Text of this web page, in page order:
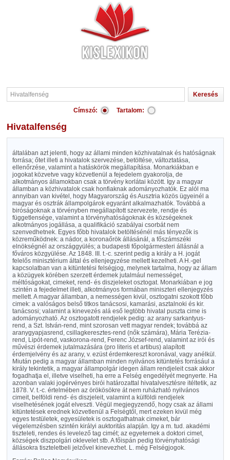
Címszó: Tartalom:
Hivatalfenség
általában azt jelenti, hogy az állami minden közhivatalnak és hatóságnak
forrása; őtet illeti a hivatalok szervezése, betöltése, változtatása,
ellenőrzése, valamint a hatáskörök megállapítása. Monarkiákban e
jogokat közvetve vagy közvetlenül a fejedelem gyakorolja, de
alkotmányos államokban csak a törvény korlátai között. Igy a magyar
államban a közhivatalok csak honfiaknak adományozhatók. Ez alól ma
annyiban van kivétel, hogy Magyarország és Ausztria közös ügyeinél a
magyar és osztrák állampolgárok egyaránt alkalmazhatók. Továbbá a
biróságoknak a törvényben megállapított szervezete, rendje és
függetlensége, valamint a törvényhatóságoknak és községeknek
alkotmányos jogállása, a qualifikáció szabályai csorbát nem
szenvedhetnek. Egyes főbb hivatalok betöltésénél más tényezők is
közreműködnek: a nádor, a koronaőrök állásánál, a főszámszéki
elnökségnél az országgyülés; a budapesti főpolgármesteri állásnál a
főváros közgyülése. Az 1848. III. t.-c. szerint pedig a király a H. jogát
felelős minisztérium által és ellenjegyzése mellett kezelheti. A H.-gel
kapcsolatban van a kitüntetési felségjog, melynek tartalma, hogy az állam
a közügyek körében szerzett érdemek jutalmául nemességet,
méltóságokat, cimeket, rend- és diszjeleket osztogat. Monarkiában e jog
szintén a fejedelmet illeti, alkotmányos formában miniszteri ellenjegyzés
mellett. A magyar államban, a nemességen kivül, osztogatni szokott főbb
cimek: a valóságos belső titkos tanácsosi, kamarási, asztalnoki és kir.
tanácsosi; valamint a kinevezés alá eső legtöbb hivatal puszta cime is
adományozható. Az osztogatott rendjelek pedig: az arany sarkantyus-
rend, a Szt. István-rend, mint szorosan vett magyar rendek; továbbá az
aranygyapjasrend, csillagkeresztes-rend (nők számára), Mária Terézia-
rend, Lipót-rend, vaskorona-rend, Ferenc József-rend, valamint az irói és
művészi érdemek jutalmazására (pro literis et artibus) alapított
érdemjelvény és az arany, v. ezüst érdemkereszt koronával, vagy anélkül.
Miután pedig a magyar államban minden nyilvános kitüntetés forrásául a
király tekintetik, a magyar állampolgár idegen állam rendjeleit csak akkor
fogadhatja el, illetve viselheti, ha erre a Felség engedélyét megnyerte. Ha
azonban valaki jogérvényes birói határozattal hivatalvesztésre itéltetik, az
1878. V. t.-c. értelmében az örökösökre át nem ruházható nyilvános
cimeit, belföldi rend- és diszjeleit, valamint a külföldi rendjelek
viselhetésének jogát elveszti. Végül megjegyzendő, hogy csak az állami
kitüntetések erednek közvetlenül a Felségtől, mert ezeken kivül még
egyes testületek, egyesületek is osztogathatnak cimeket, bár
végelemzésben szintén királyi auktoritás alapján. Igy a m. tud. akadémi
tiszteleti, rendes és levelező tag cimét; az egyetemek a doktori cimet,
községek diszpolgári oklevelet stb. A főispán pedig törvényhatósági
állásokra tiszteletbeli jelzővel kinevezhet. L. még Felségjogok.